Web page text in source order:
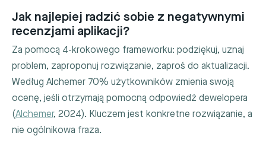
Jak najlepiej radzić sobie z negatywnymi
recenzjami aplikacji?
Za pomocą 4-krokowego frameworku: podziękuj, uznaj
problem, zaproponuj rozwiązanie, zaproś do aktualizacji.
Według Alchemer 70% użytkowników zmienia swoją
ocenę, jeśli otrzymają pomocną odpowiedź dewelopera
(Alchemer, 2024). Kluczem jest konkretne rozwiązanie, a
nie ogólnikowa fraza.